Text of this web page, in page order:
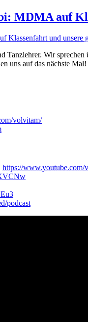
MDMA auf
Tanzlehrer. Wir
uns auf das nächste Mal!
volvitam/
https://www.youtube.com/
podcast